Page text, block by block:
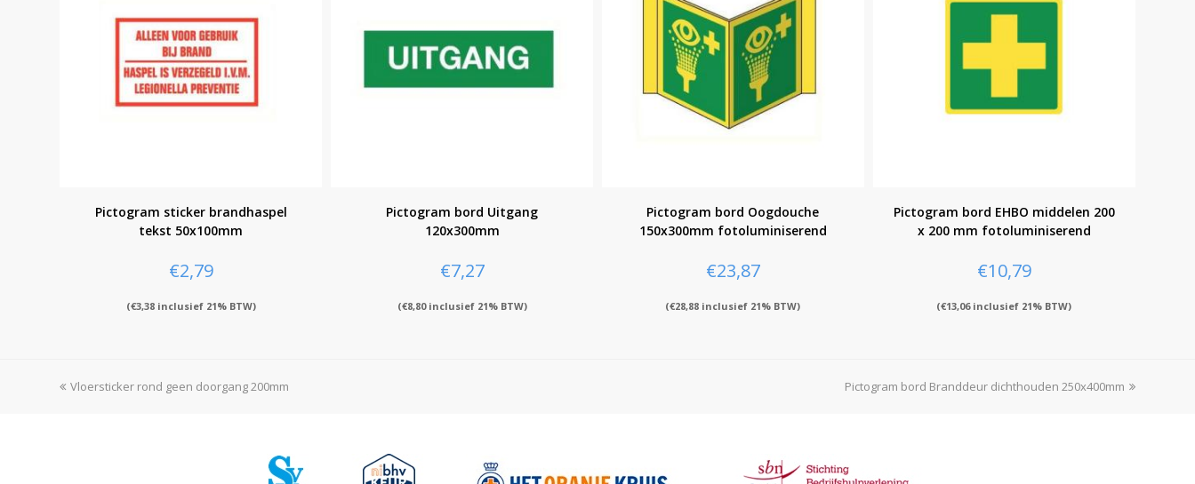
Pictogram sticker brandhaspel
tekst 50x100mm
€2,79
(€3,38inclusief 21% BTW)
Pictogram bord Uitgang
120x300mm
€7,27
(€8,80inclusief 21% BTW)
Pictogram bord Oogdouche
150x300mm fotoluminiserend
€23,87
(€28,88 inclusief 21% BTW)
Pictogram bord EHBO middelen 200
x 200 mm fotoluminiserend
€10,79
(€13,06inclusief 21% BTW)
previous
Vloersticker rond geen doorgang 200mm
next
Pictogram bord Branddeur dichthouden 250x400mm